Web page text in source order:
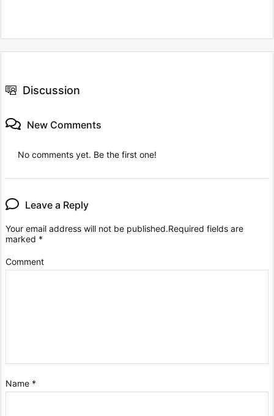
Discussion
New Comments
No comments yet. Be the first one!
Leave a Reply
Your email address will not be published.Required fields are
marked *
Comment
Name *